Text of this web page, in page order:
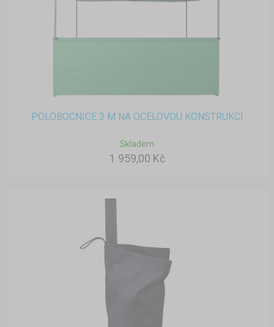
POLOBOCNICE 3 M NA OCELOVOU KONSTRUKCI
Skladem
1 959,00 Kč